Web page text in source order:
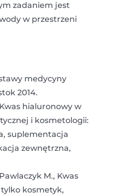
zadaniem jest
w przestrzeni
medycyny
2014.
hialuronowy w
i kosmetologii:
suplementacja
zewnętrzna,
M., Kwas
kosmetyk,